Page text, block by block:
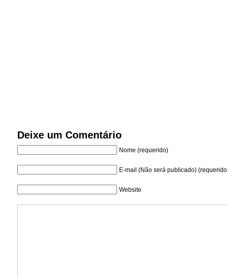
Deixe um Comentário
Nome (requerido)
E-mail (Não será publicado)
Website